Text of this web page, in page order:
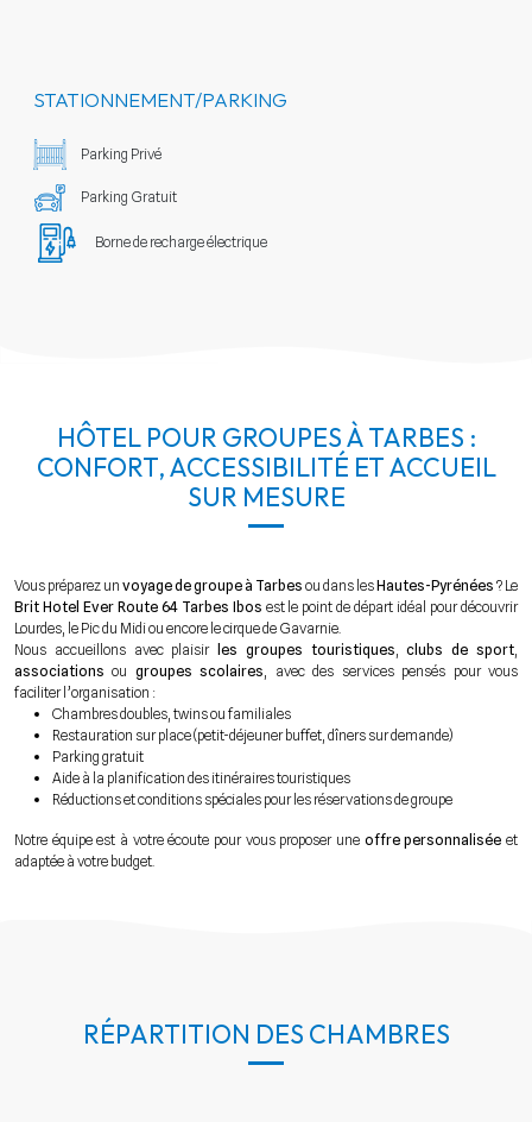
STATIONNEMENT/PARKING
Parking Privé
Parking Gratuit
Borne de recharge électrique
HÔTEL POUR GROUPES À TARBES :
CONFORT, ACCESSIBILITÉ ET ACCUEIL
SUR MESURE
Vous préparez un voyage de groupe à Tarbes ou dans lesHautes-Pyrénées ? Le
Brit Hotel Ever Route 64 Tarbes Ibos est le point de départ idéal pour découvrir
Lourdes, le Pic du Midi ou encore le cirque de Gavarnie.
Nous accueillons avec plaisir les groupes touristiques ,clubs de sport
associations ou groupes scolaires , avec des services pensés pour vous
faciliter l’organisation :
Chambres doubles, twins ou familiales
Restauration sur place (petit-déjeuner buffet, dîners sur demande)
Parking gratuit
Aide à la planification des itinéraires touristiques
Réductions et conditions spéciales pour les réservations de groupe
Notre équipe est à votre écoute pour vous proposer une offre personnalisée et
adaptée à votre budget.
RÉPARTITION DES CHAMBRES